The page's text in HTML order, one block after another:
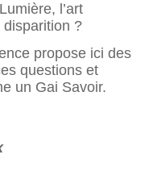
l’art
?
propose ici des
questions et
un Gai Savoir.